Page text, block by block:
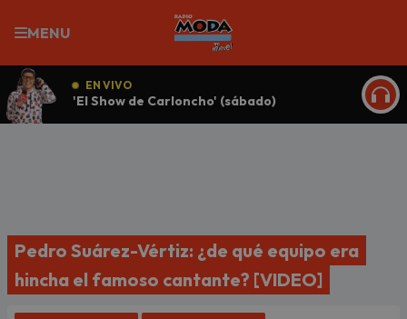
MENU
EN VIVO
'El Show de Carloncho' (sábado)
Pedro Suárez-Vértiz: ¿de qué equipo era
hincha el famoso cantante? [VIDEO]